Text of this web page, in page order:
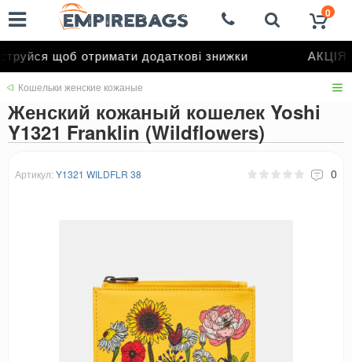
щоб отримати додаткові знижки АКЦІЯ
0
Кошельки женские кожаные
Женский кожаный кошелек Yoshi
Y1321 Franklin (Wildflowers)
Артикул: Y1321 WILDFLR 38 0